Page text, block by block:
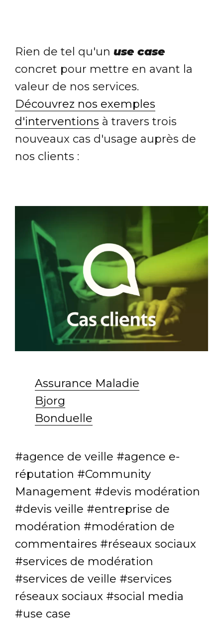
Rien de tel qu'un use case
concret pour mettre en avant la
valeur de nos services.
Découvrez nos exemples
d'interventions à travers trois
nouveaux cas d'usage auprès de
nos clients :
Assurance Maladie
Bjorg
Bonduelle
agence de veille
agence e-
réputation
Community
Management
devis modération
devis veille
entreprise de
modération
modération de
commentaires
réseaux sociaux
services de modération
services de veille
services
réseaux sociaux
social media
use case